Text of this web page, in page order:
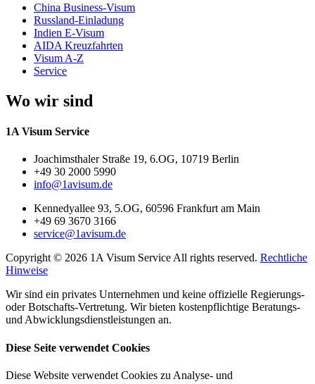
China Business-Visum
Russland-Einladung
Indien E-Visum
AIDA Kreuzfahrten
Visum A-Z
Service
Wo wir sind
1A Visum Service
Joachimsthaler Straße 19, 6.OG, 10719 Berlin
+49 30 2000 5990
info@1avisum.de
Kennedyallee 93, 5.OG, 60596 Frankfurt am Main
+49 69 3670 3166
service@1avisum.de
Copyright © 2026 1A Visum Service All rights reserved. Rechtliche
Hinweise
Wir sind ein privates Unternehmen und keine offizielle Regierungs-
oder Botschafts-Vertretung. Wir bieten kostenpflichtige Beratungs-
und Abwicklungsdienstleistungen an.
Diese Seite verwendet Cookies
Diese Website verwendet Cookies zu Analyse- und